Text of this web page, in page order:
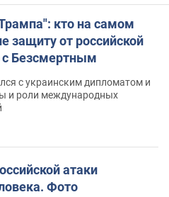
кто на самом
защиту от российской
с Безсмертным
с украинским дипломатом и
и роли международных
атаки
Фото